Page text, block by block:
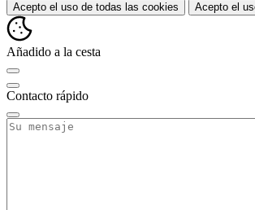
Acepto el uso de todas las cookies Acepto el
Añadido a la cesta
Contacto rápido